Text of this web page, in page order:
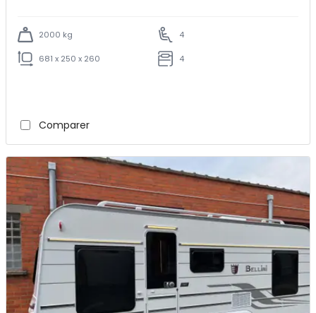
2000 kg 4
681 x 250 x 260 4
Comparer